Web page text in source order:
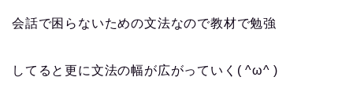
会話で困らないための文法なので教材で勉強
してると更に文法の幅が広がっていく( ^ω^ )